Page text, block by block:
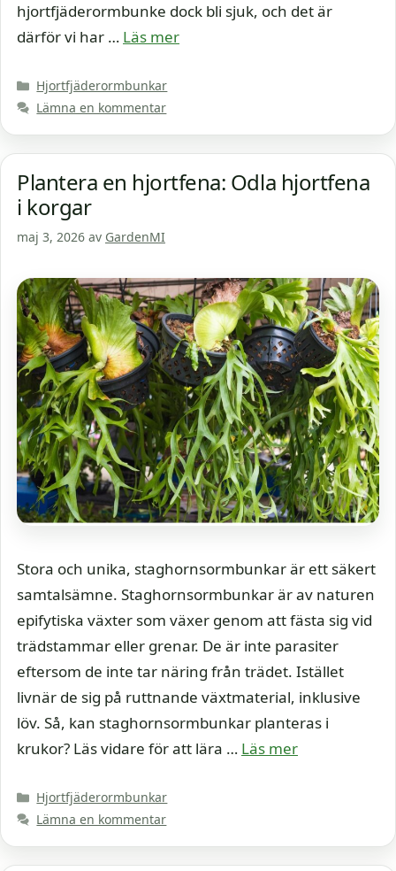
hjortfjäderormbunke dock bli sjuk, och det är
därför vi har … Läs mer
Kategorier
Hjortfjäderormbunkar
Lämna en kommentar
Plantera en hjortfena: Odla hjortfena
i korgar
maj 3, 2026 av GardenMI
Stora och unika, staghornsormbunkar är ett säkert
samtalsämne. Staghornsormbunkar är av naturen
epifytiska växter som växer genom att fästa sig vid
trädstammar eller grenar. De är inte parasiter
eftersom de inte tar näring från trädet. Istället
livnär de sig på ruttnande växtmaterial, inklusive
löv. Så, kan staghornsormbunkar planteras i
krukor? Läs vidare för att lära … Läs mer
Kategorier
Hjortfjäderormbunkar
Lämna en kommentar